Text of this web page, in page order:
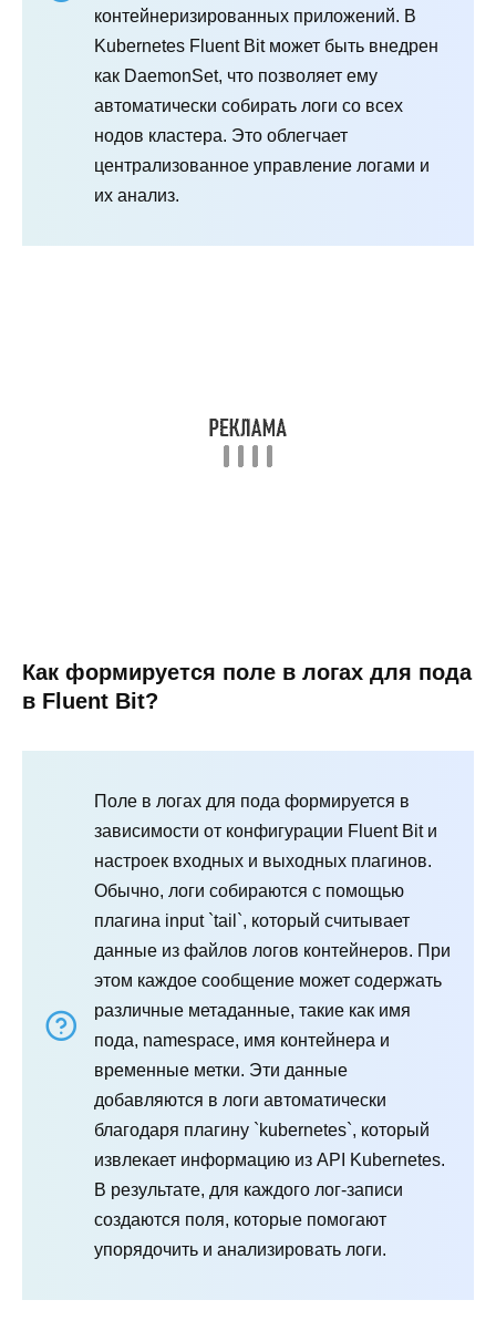
контейнеризированных приложений. В
Kubernetes Fluent Bit может быть внедрен
как DaemonSet, что позволяет ему
автоматически собирать логи со всех
нодов кластера. Это облегчает
централизованное управление логами и
их анализ.
Как формируется поле в логах для пода
в Fluent Bit?
Поле в логах для пода формируется в
зависимости от конфигурации Fluent Bit и
настроек входных и выходных плагинов.
Обычно, логи собираются с помощью
плагина input `tail`, который считывает
данные из файлов логов контейнеров. При
этом каждое сообщение может содержать
различные метаданные, такие как имя
пода, namespace, имя контейнера и
временные метки. Эти данные
добавляются в логи автоматически
благодаря плагину `kubernetes`, который
извлекает информацию из API Kubernetes.
В результате, для каждого лог-записи
создаются поля, которые помогают
упорядочить и анализировать логи.